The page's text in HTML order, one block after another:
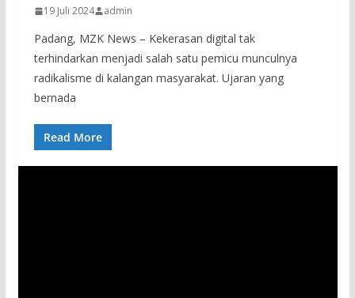
19 Juli 2024 admin
Padang, MZK News – Kekerasan digital tak
terhindarkan menjadi salah satu pemicu munculnya
radikalisme di kalangan masyarakat. Ujaran yang
bernada
Read More